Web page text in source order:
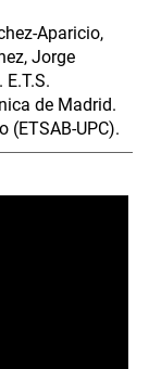
Aparicio,
Jorge
de Madrid.
(ETSAB-UPC).